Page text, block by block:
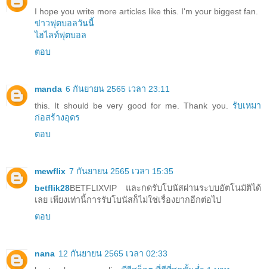
I hope you write more articles like this. I'm your biggest fan.
ข่าวฟุตบอลวันนี้
ไฮไลท์ฟุตบอล
ตอบ
manda 6 กันยายน 2565 เวลา 23:11
this. It should be very good for me. Thank you. รับเหมา
ก่อสร้างอุดร
ตอบ
mewflix 7 กันยายน 2565 เวลา 15:35
betflik28BETFLIXVIP และกดรับโบนัสผ่านระบบอัตโนมัติได้
เลย เพียงเท่านี้การรับโบนัสก็ไม่ใช่เรื่องยากอีกต่อไป
ตอบ
nana 12 กันยายน 2565 เวลา 02:33